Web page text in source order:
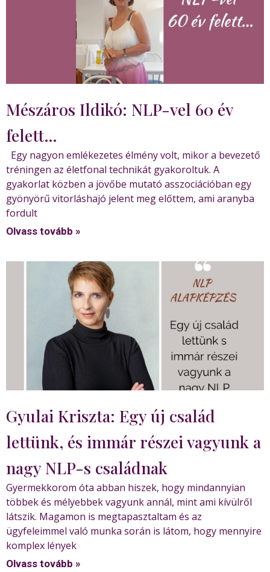
Mészáros Ildikó: NLP-vel 60 év
felett…
Egy nagyon emlékezetes élmény volt, mikor a bevezető
tréningen az életfonal technikát gyakoroltuk. A
gyakorlat közben a jövőbe mutató asszociációban egy
gyönyörű vitorláshajó jelent meg előttem, ami aranyba
fordult
Olvass tovább »
Gyulai Kriszta: Egy új család
lettünk, és immár részei vagyunk a
nagy NLP-s családnak
Gyermekkorom óta abban hiszek, hogy mindannyian
többek és mélyebbek vagyunk annál, mint ami kívülről
látszik. Magamon is megtapasztaltam és az
ügyfeleimmel való munka során is látom, hogy mennyire
komplex lények
Olvass tovább »